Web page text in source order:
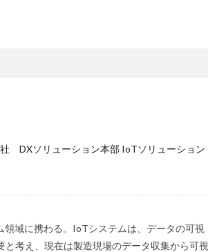
DXソリューション本部 IoTソリューション
域に携わる。IoTシステムは、データの可視
考え、現在は製造現場のデータ収集から可視